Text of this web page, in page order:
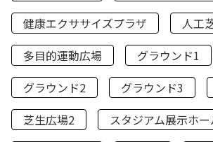
健康エクササイズプラザ
人工
多目的運動広場
グラウンド1
グラウンド2
グラウンド3
芝生広場2
スタジアム展示ホー